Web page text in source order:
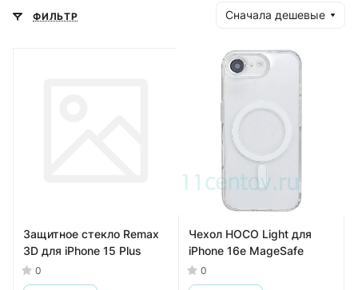
ФИЛЬТР Сначала дешевые
Защитное стекло Remax
3D для iPhone 15 Plus
0
Чехол HOCO Light для
iPhone 16e MageSafe
0